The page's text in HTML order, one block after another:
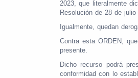
2023, que literalmente
Resolución de 28 de
Igualmente, quedan
Contra esta ORDEN,
presente.
Dicho recurso podrá
conformidad con lo